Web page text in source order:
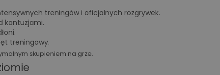
treningów i oficjalnych rozgrywek.
kontuzjami.
treningowy.
skupieniem na grze.